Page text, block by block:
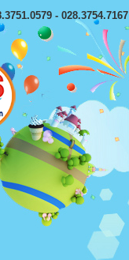
- 028.3754.7167